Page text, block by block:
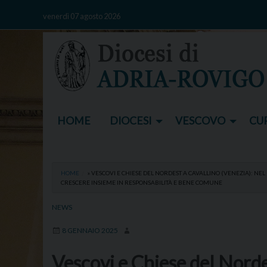
venerdì 07 agosto 2026
HOME DIOCESI VESCOVO
HOME » VESCOVI E CHIESE DEL NORDEST A CAVALLINO (VENEZIA):
CRESCERE INSIEME IN RESPONSABILITÀ E BENE COMUNE
NEWS
8 GENNAIO 2025